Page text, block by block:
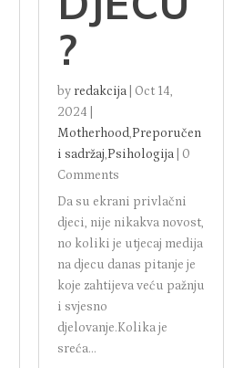
?
by redakcija
Oct 14,
2024
Motherhood,Preporučen
i sadržaj,Psihologija
0
Comments
Da su ekrani privlačni
djeci, nije nikakva novost,
no koliki je utjecaj medija
na djecu danas pitanje je
koje zahtijeva veću pažnju
i svjesno
djelovanje.Kolika je
sreća...